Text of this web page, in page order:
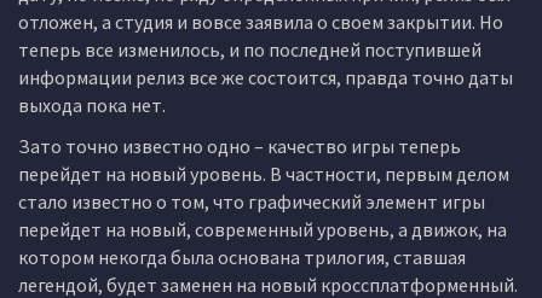
отложен, а студия и вовсе заявила о своем закрытии. Но
теперь все изменилось, и по последней поступившей
информации релиз все же состоится, правда точно даты
выхода пока нет.
Зато точно известно одно – качество игры теперь
перейдет на новый уровень. В частности, первым делом
стало известно о том, что графический элемент игры
перейдет на новый, современный уровень, а движок, на
котором некогда была основана трилогия, ставшая
легендой, будет заменен на новый кроссплатформенный.